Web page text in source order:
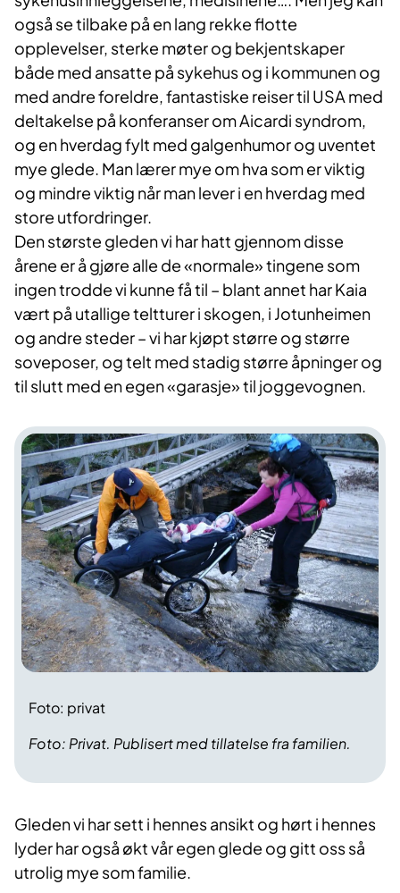
også se tilbake på en lang rekke flotte
opplevelser, sterke møter og bekjentskaper
både med ansatte på sykehus og i kommunen og
med andre foreldre, fantastiske reiser til USA med
deltakelse på konferanser om Aicardi syndrom,
og en hverdag fylt med galgenhumor og uventet
mye glede. Man lærer mye om hva som er viktig
og mindre viktig når man lever i en hverdag med
store utfordringer.
Den største gleden vi har hatt gjennom disse
årene er å gjøre alle de «normale» tingene som
ingen trodde vi kunne få til – blant annet har Kaia
vært på utallige teltturer i skogen, i Jotunheimen
og andre steder – vi har kjøpt større og større
soveposer, og telt med stadig større åpninger og
til slutt med en egen «garasje» til joggevognen.
Foto: Privat. Publisert med tillatelse fra familien.
Foto: privat
Gleden vi har sett i hennes ansikt og hørt i hennes
lyder har også økt vår egen glede og gitt oss så
utrolig mye som familie.